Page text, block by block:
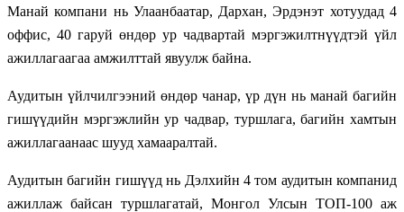
Манай компани нь Улаанбаатар, Дархан, Эрдэнэт хотуудад 4
оффис, 40 гаруй өндөр ур чадвартай мэргэжилтнүүдтэй үйл
ажиллагаагаа амжилттай явуулж байна.
Аудитын үйлчилгээний өндөр чанар, үр дүн нь манай багийн
гишүүдийн мэргэжлийн ур чадвар, туршлага, багийн хамтын
ажиллагаанаас шууд хамааралтай.
Аудитын багийн гишүүд нь Дэлхийн 4 том аудитын компанид
ажиллаж байсан туршлагатай, Монгол Улсын ТОП-100 аж